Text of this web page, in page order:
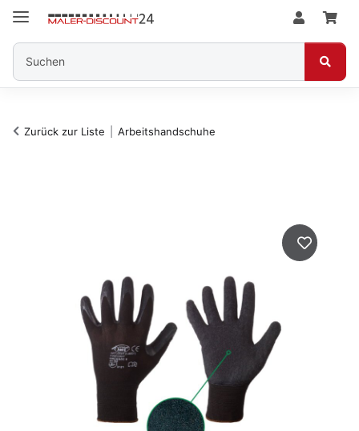
Zurück zur Liste Arbeitshandschuhe